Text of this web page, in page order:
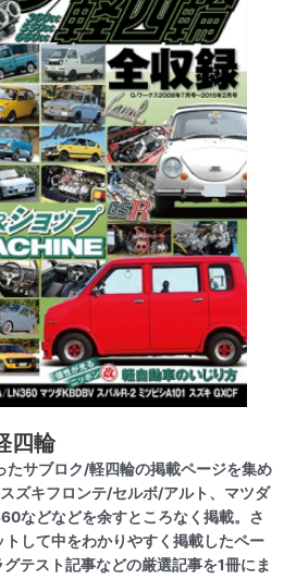
四輪
たサブロク/軽四輪の掲載ページを集め
ズキフロンテ/セルボ/アルト、マツダ
などなどを余すところなく掲載。さ
して中をわかりやすく掲載したペー
テスト記事などの厳選記事を1冊にま